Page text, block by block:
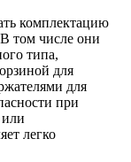
комплектацию
том числе они
типа,
для
для
при
или
легко